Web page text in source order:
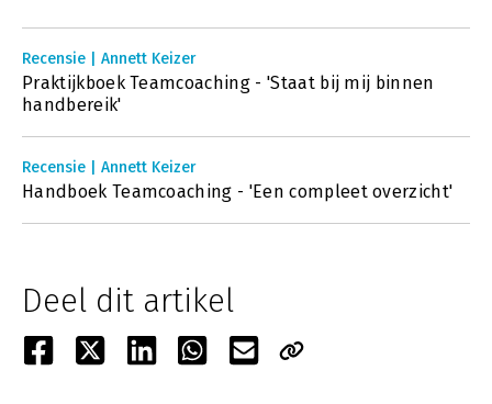
Recensie | Annett Keizer
Praktijkboek Teamcoaching - 'Staat bij mij binnen
handbereik'
Recensie | Annett Keizer
Handboek Teamcoaching - 'Een compleet overzicht'
Deel dit artikel